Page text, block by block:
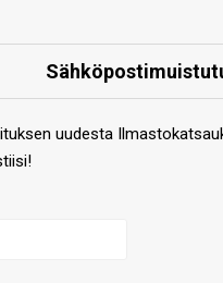
uudesta